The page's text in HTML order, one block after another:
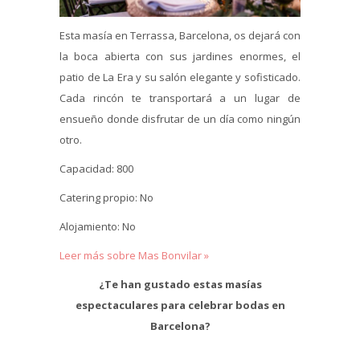
Esta masía en Terrassa, Barcelona, os dejará con
la boca abierta con sus jardines enormes, el
patio de La Era y su salón elegante y sofisticado.
Cada rincón te transportará a un lugar de
ensueño donde disfrutar de un día como ningún
otro.
Capacidad: 800
Catering propio: No
Alojamiento: No
Leer más sobre Mas Bonvilar »
¿Te han gustado estas masías
espectaculares para celebrar bodas en
Barcelona?